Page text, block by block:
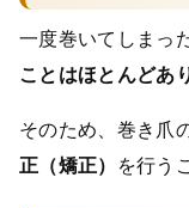
一度巻いてしまっ
ことはほとんどあ
そのため、巻き爪
正（矯正）
を行う